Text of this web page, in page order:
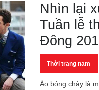
Nhìn lại
Tuần lễ
Đông
Thời trang nam
Áo bóng chày là